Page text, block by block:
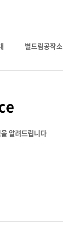
별드림공작소
알려드립니다